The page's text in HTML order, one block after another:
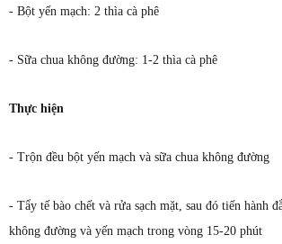
- Bột yến mạch: 2 thìa cà phê
- Sữa chua không đường: 1-2 thìa cà phê
Thực hiện
- Trộn đều bột yến mạch và sữa chua không đường
- Tẩy tế bào chết và rửa sạch mặt, sau đó tiến hành
không đường và yến mạch trong vòng 15-20 phút